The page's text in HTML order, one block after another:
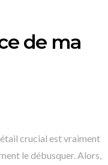
de ma
crucial est vraiment
le débusquer. Alors,